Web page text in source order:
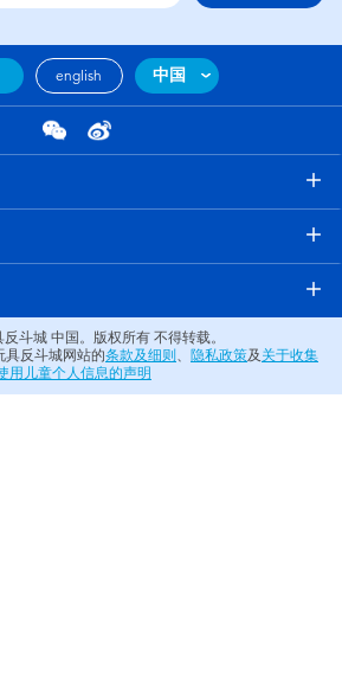
收藏公仔
品
english 中国
反斗城 中国。版权所有 不得转载。
具反斗城网站的条款及细则 、 隐私政策及 关于收集
用儿童个人信息的声明